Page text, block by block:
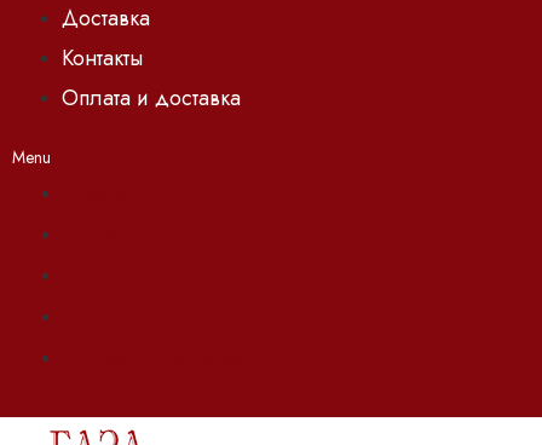
Доставка
Контакты
Оплата и доставка
Menu